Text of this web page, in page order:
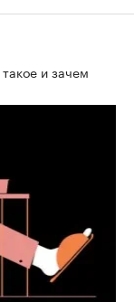
и зачем